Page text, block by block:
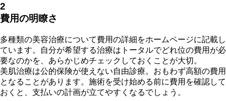
2
費用の明瞭さ
多種類の美容治療について費用の詳細をホームページに記載し
ています。自分が希望する治療はトータルでどれ位の費用が必
要なのかを、あらかじめチェックしておくことが大切。
美肌治療は公的保険が使えない自由診療。おもわず高額の費用
となることがあります。施術を受け始める前に費用を確認して
おくと、支払いの計画が立てやすくなるでしょう。